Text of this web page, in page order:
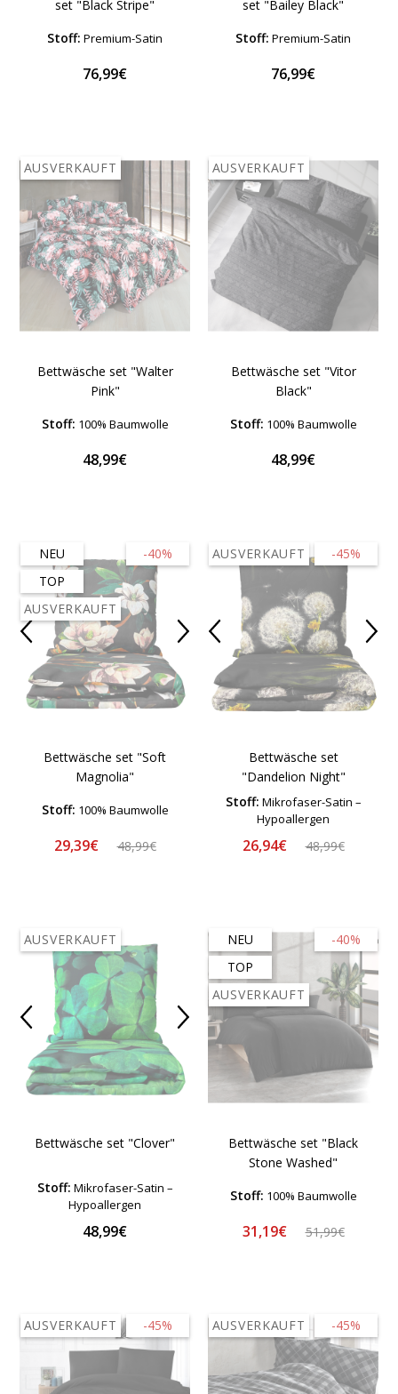
set "Black Stripe"
Stoff: Premium-Satin
76,99€
set "Bailey Black"
Stoff: Premium-Satin
76,99€
AUSVERKAUFT
Bettwäsche set "Walter
Pink"
Stoff: 100% Baumwolle
48,99€
AUSVERKAUFT
Bettwäsche set "Vitor
Black"
Stoff: 100% Baumwolle
48,99€
-40%
NEU
TOP
AUSVERKAUFT
Bettwäsche set "Soft
Magnolia"
Stoff: 100% Baumwolle
29,39€ 48,99€
-45%
AUSVERKAUFT
Bettwäsche set
"Dandelion Night"
Stoff: Mikrofaser-Satin –
Hypoallergen
26,94€ 48,99€
AUSVERKAUFT
Bettwäsche set "Clover"
Stoff: Mikrofaser-Satin –
Hypoallergen
48,99€
-40%
NEU
TOP
AUSVERKAUFT
Bettwäsche set "Black
Stone Washed"
Stoff: 100% Baumwolle
31,19€ 51,99€
-45%
AUSVERKAUFT -45%
AUSVERKAUFT